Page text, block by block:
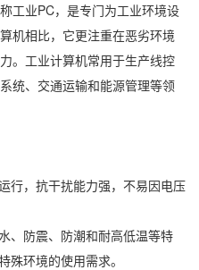
工业PC，是专门为工业环境设
机相比，它更注重在恶劣环境
。工业计算机常用于生产线控
统、交通运输和能源管理等领
行，抗干扰能力强，不易因电压
、防震、防潮和耐高低温等特
殊环境的使用需求。